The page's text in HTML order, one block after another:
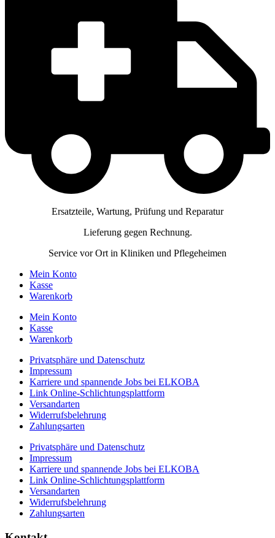
Ersatzteile, Wartung, Prüfung und Reparatur
Lieferung gegen Rechnung.
Service vor Ort in Kliniken und Pflegeheimen
Mein Konto
Kasse
Warenkorb
Mein Konto
Kasse
Warenkorb
Privatsphäre und Datenschutz
Impressum
Karriere und spannende Jobs bei ELKOBA
Link Online-Schlichtungsplattform
Versandarten
Widerrufsbelehrung
Zahlungsarten
Privatsphäre und Datenschutz
Impressum
Karriere und spannende Jobs bei ELKOBA
Link Online-Schlichtungsplattform
Versandarten
Widerrufsbelehrung
Zahlungsarten